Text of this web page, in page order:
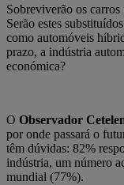
Sobreviverão os
Serão estes
como automóveis
prazo, a indústria
económica?
O Observador
por onde passará o
têm dúvidas: 82%
indústria, um número
mundial (77%).